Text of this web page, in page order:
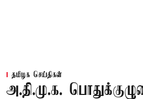
தமிழக செய்திகள்
அ.தி.மு.க.